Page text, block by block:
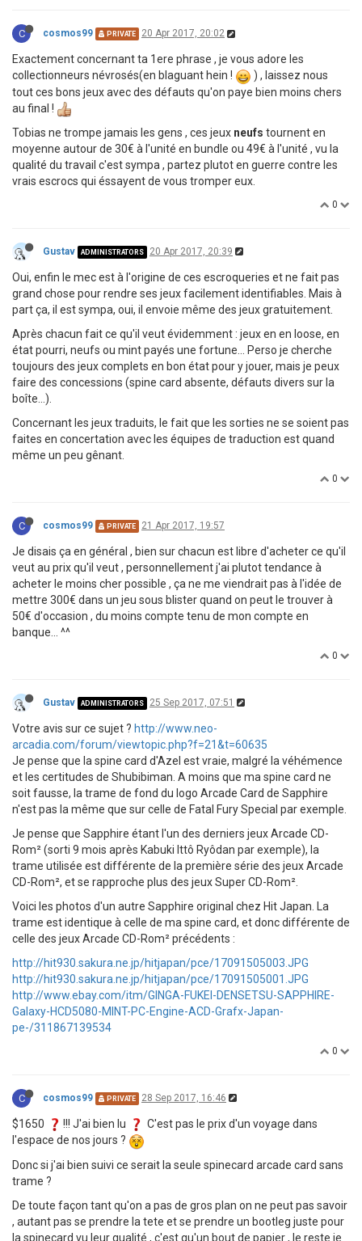
C cosmos99 PRIVATE 20 Apr 2017, 20:02
Exactement concernant ta 1ere phrase , je vous adore les
collectionneurs névrosés(en blaguant hein !
) , laissez nous
tout ces bons jeux avec des défauts qu'on paye bien moins chers
au final !
Tobias ne trompe jamais les gens , ces jeux neufs tournent en
moyenne autour de 30€ à l'unité en bundle ou 49€ à l'unité , vu la
qualité du travail c'est sympa , partez plutot en guerre contre les
vrais escrocs qui éssayent de vous tromper eux.
0
Gustav ADMINISTRATORS 20 Apr 2017, 20:39
Oui, enfin le mec est à l'origine de ces escroqueries et ne fait pas
grand chose pour rendre ses jeux facilement identifiables. Mais à
part ça, il est sympa, oui, il envoie même des jeux gratuitement.
Après chacun fait ce qu'il veut évidemment : jeux en en loose, en
état pourri, neufs ou mint payés une fortune... Perso je cherche
toujours des jeux complets en bon état pour y jouer, mais je peux
faire des concessions (spine card absente, défauts divers sur la
boîte...).
Concernant les jeux traduits, le fait que les sorties ne se soient pas
faites en concertation avec les équipes de traduction est quand
même un peu gênant.
0
C cosmos99 PRIVATE 21 Apr 2017, 19:57
Je disais ça en général , bien sur chacun est libre d'acheter ce qu'il
veut au prix qu'il veut , personnellement j'ai plutot tendance à
acheter le moins cher possible , ça ne me viendrait pas à l'idée de
mettre 300€ dans un jeu sous blister quand on peut le trouver à
50€ d'occasion , du moins compte tenu de mon compte en
banque... ^^
0
Gustav ADMINISTRATORS 25 Sep 2017, 07:51
Votre avis sur ce sujet ? http://www.neo-
arcadia.com/forum/viewtopic.php?f=21&t=60635
Je pense que la spine card d'Azel est vraie, malgré la véhémence
et les certitudes de Shubibiman. A moins que ma spine card ne
soit fausse, la trame de fond du logo Arcade Card de Sapphire
n'est pas la même que sur celle de Fatal Fury Special par exemple.
Je pense que Sapphire étant l'un des derniers jeux Arcade CD-
Rom² (sorti 9 mois après Kabuki Ittô Ryôdan par exemple), la
trame utilisée est différente de la première série des jeux Arcade
CD-Rom², et se rapproche plus des jeux Super CD-Rom².
Voici les photos d'un autre Sapphire original chez Hit Japan. La
trame est identique à celle de ma spine card, et donc différente de
celle des jeux Arcade CD-Rom² précédents :
http://hit930.sakura.ne.jp/hitjapan/pce/17091505003.JPG
http://hit930.sakura.ne.jp/hitjapan/pce/17091505001.JPG
http://www.ebay.com/itm/GINGA-FUKEI-DENSETSU-SAPPHIRE-
Galaxy-HCD5080-MINT-PC-Engine-ACD-Grafx-Japan-
pe-/311867139534
0
C cosmos99 PRIVATE 28 Sep 2017, 16:46
$1650 !!! J'ai bien lu
C'est pas le prix d'un voyage dans
l'espace de nos jours ?
Donc si j'ai bien suivi ce serait la seule spinecard arcade card sans
trame ?
De toute façon tant qu'on a pas de gros plan on ne peut pas savoir
, autant pas se prendre la tete et se prendre un bootleg juste pour
la spinecard vu leur qualité , c'est qu'un bout de papier , le reste je